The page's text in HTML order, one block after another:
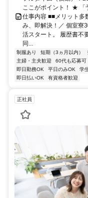
ここがポイント！ ★ 「
仕事内容 ■■メリット多
み、即解決！／ 個室寮
活スタート。 履歴書不
同...
制服あり 短期（3ヵ月以内）
主婦・主夫歓迎
60代も応募可
即日勤務OK
平日のみOK 学
即日払いOK
有資格者歓迎
正社員